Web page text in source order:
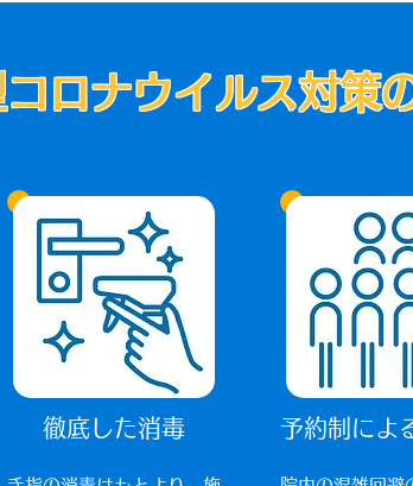
ロナウイルス対策
徹底した消毒 予約制によ